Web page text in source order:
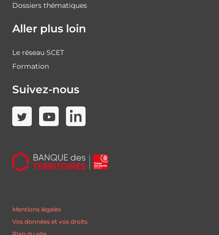
Dossiers thématiques
Aller plus loin
Le réseau SCET
Formation
Suivez-nous
Mentions légales
Vos données et vos droits